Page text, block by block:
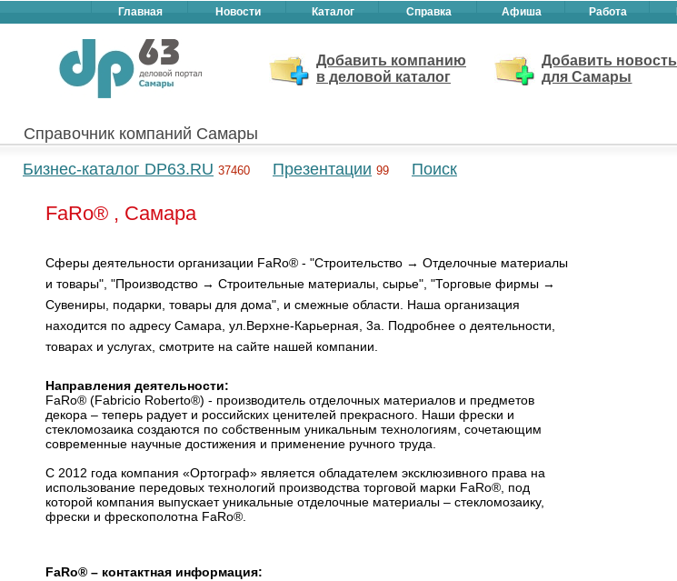
Главная Новости Каталог Справка Афиша Работа
Добавить компанию
в деловой каталог
Добавить новость
для Самары
Справочник компаний Самары
Бизнес-каталог DP63.RU 37460 Презентации 99 Поиск
FaRo® , Самара
Сферы деятельности организации FaRo® - "Строительство → Отделочные материалы
и товары", "Производство → Строительные материалы, сырье", "Торговые фирмы →
Сувениры, подарки, товары для дома", и смежные области. Наша организация
находится по адресу Самара, ул.Верхне-Карьерная, 3а. Подробнее о деятельности,
товарах и услугах, смотрите на сайте нашей компании.
Направления деятельности:
FaRo® (Fabricio Roberto®) - производитель отделочных материалов и предметов
декора – теперь радует и российских ценителей прекрасного. Наши фрески и
стекломозаика создаются по собственным уникальным технологиям, сочетающим
современные научные достижения и применение ручного труда.
С 2012 года компания «Ортограф» является обладателем эксклюзивного права на
использование передовых технологий производства торговой марки FaRo®, под
которой компания выпускает уникальные отделочные материалы – стекломозаику,
фрески и фрескополотна FaRo®.
FaRo® – контактная информация: